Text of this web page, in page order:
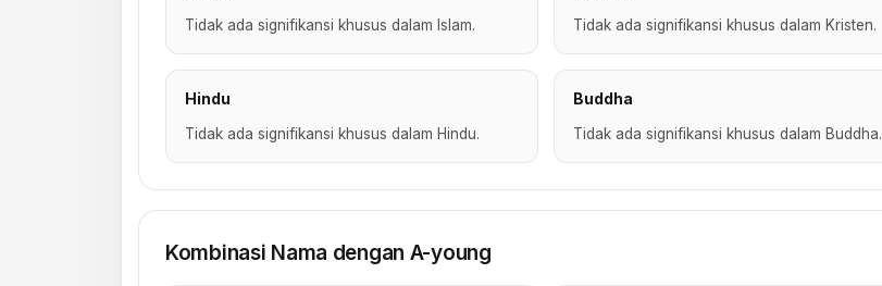
Tidak ada signifikansi khusus dalam Islam. Tidak ada signifikansi khusus dalam Kristen.
Hindu
Tidak ada signifikansi khusus dalam Hindu.
Buddha
Tidak ada signifikansi khusus dalam Buddha.
Kombinasi Nama dengan A-young